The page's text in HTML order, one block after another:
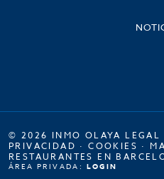
© 2026 INMO OLAYA LEGAL
PRIVACIDAD ·COOKIES ·
RESTAURANTES EN
ÁREA PRIVADA: LOGIN